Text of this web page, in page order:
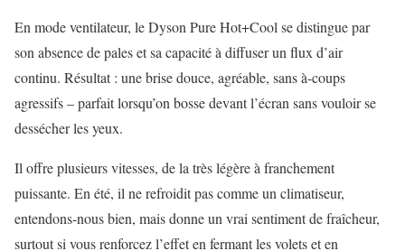
En mode ventilateur, le Dyson Pure Hot+Cool se distingue par
son absence de pales et sa capacité à diffuser un flux d’air
continu. Résultat : une brise douce, agréable, sans à-coups
agressifs – parfait lorsqu’on bosse devant l’écran sans vouloir se
dessécher les yeux.
Il offre plusieurs vitesses, de la très légère à franchement
puissante. En été, il ne refroidit pas comme un climatiseur,
entendons-nous bien, mais donne un vrai sentiment de fraîcheur,
surtout si vous renforcez l’effet en fermant les volets et en